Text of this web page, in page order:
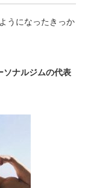
うになったきっか
ソナルジムの代表